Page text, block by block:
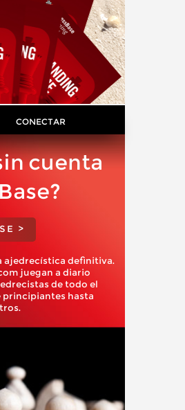
CONECTAR
cuenta
>
ajedrecística definitiva.
juegan a diario
de todo el
principiantes hasta